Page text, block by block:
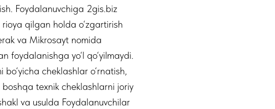
Foydalanuvchiga 2gis.biz
qilgan holda o‘zgartirish
va Mikrosayt nomida
foydalanishga yo‘l qo‘yilmaydi.
cheklashlar o‘rnatish,
texnik cheklashlarni joriy
va usulda Foydalanuvchilar